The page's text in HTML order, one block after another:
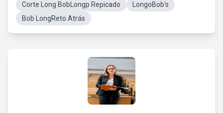
Corte Long BobLongp Repicado
LongoBob's
Bob LongReto Atrás